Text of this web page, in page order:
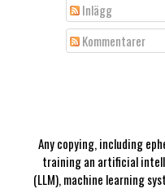
Inlägg
Kommentarer
Any copying, including
training an artificial
(LLM), machine learning